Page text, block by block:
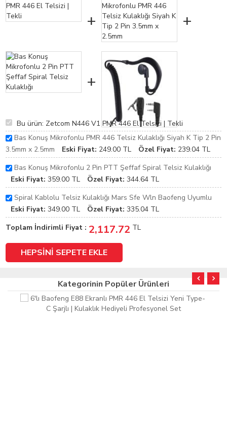
+ +
+
Bu ürün: Zetcom N446 V1 PMR 446 El Telsizi | Tekli
Bas Konuş Mikrofonlu PMR 446 Telsiz Kulaklığı Siyah K Tip 2 Pin
3.5mm x 2.5mm
Eski Fiyat: 249.00 TL Özel Fiyat: 239.04 TL
Bas Konuş Mikrofonlu 2 Pin PTT Şeffaf Spiral Telsiz Kulaklığı
Eski Fiyat: 359.00 TL Özel Fiyat: 344.64 TL
Spiral Kablolu Telsiz Kulaklığı Mars Sfe Wln Baofeng Uyumlu
Eski Fiyat: 349.00 TL Özel Fiyat: 335.04 TL
Toplam İndirimli Fiyat : 2,117.72 TL
Kategorinin Popüler Ürünleri